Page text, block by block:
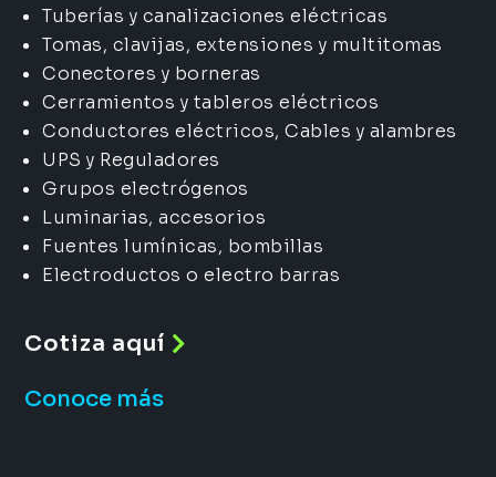
Tuberías y canalizaciones eléctricas
Tomas, clavijas, extensiones y multitomas
Conectores y borneras
Cerramientos y tableros eléctricos
Conductores eléctricos, Cables y alambres
UPS y Reguladores
Grupos electrógenos
Luminarias, accesorios
Fuentes lumínicas, bombillas
Electroductos o electro barras
Cotiza aquí
Conoce más